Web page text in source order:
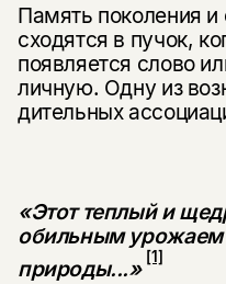
Память поколения и
сходятся в пу­чок,
появляется слово
личную. Одну из
дительных
«Этот теплый и
обильным
природы...» [1]